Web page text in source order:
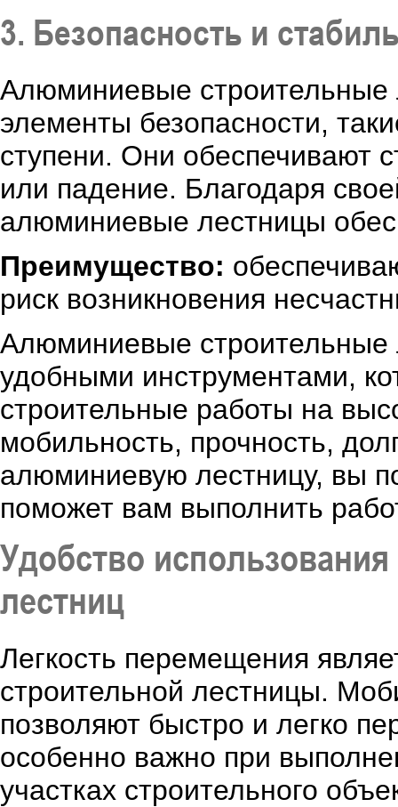
3. Безопасность и
Алюминиевые строительные
элементы безопасности,
ступени. Они обеспечивают
или падение. Благодаря
алюминиевые лестницы
Преимущество:
риск возникновения
Алюминиевые
удобными инструментами,
строительные работы на
мобильность, прочность,
алюминиевую лестницу, вы
поможет вам выполнить
Удобство
лестниц
Легкость перемещения
строительной лестницы.
позволяют быстро и легко
особенно важно при
участках строительного